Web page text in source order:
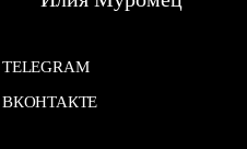
TELEGRAM
ВКОНТАКТЕ